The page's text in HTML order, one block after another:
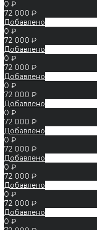
0 ₽
72 000 ₽
Добавлено
0 ₽
72 000 ₽
Добавлено
0 ₽
72 000 ₽
Добавлено
0 ₽
72 000 ₽
Добавлено
0 ₽
72 000 ₽
Добавлено
0 ₽
72 000 ₽
Добавлено
0 ₽
72 000 ₽
Добавлено
0 ₽
72 000 ₽
Добавлено
0 ₽